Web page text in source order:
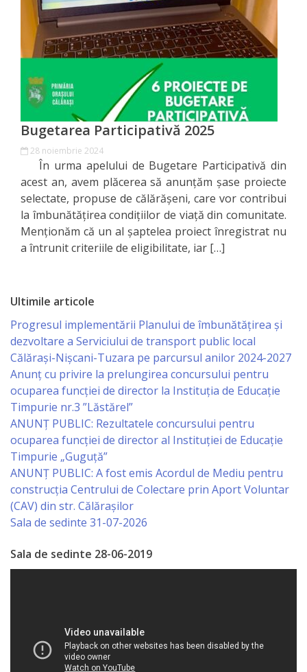
înfrățite
Strategii
Registrul
de
Stat
al
Actelor
Locale
Primăria
Aparatul
Primăriei
Lista
colaboratorilor
Primăriei
Călăraşi
Contabilitate
Serviciul
Arhitectură
şi
Urbanism
de
Atragere
Bugetarea Participativă 2025
28 noiembrie 2024
În urma apelului de Bugetare Participativă din
acest an, avem plăcerea să anunțăm șase proiecte
selectate, propuse de călărășeni, care vor contribui
la îmbunătățirea condițiilor de viață din comunitate.
Menționăm că un al șaptelea proiect înregistrat nu
a întrunit criteriile de eligibilitate, iar […]
Ultimile articole
Progresul implementării Planului de îmbunătățirea și
dezvoltare a Serviciului de transport public local
Călărași-Nișcani-Tuzara pe parcursul anilor 2024-2027
Anunț cu privire la prelungirea concursului pentru
ocuparea funcţiei de director la Instituția de Educație
Timpurie nr.3 ”Lăstărel”
ANUNȚ PUBLIC: Rezultatele concursului pentru
ocuparea funcției de director al Instituției de Educație
Timpurie „Guguță”
ANUNȚ PUBLIC: A fost emis Acordul de Mediu pentru
construcția Centrului de Colectare prin Aport Voluntar
(CAV) din str. Călărașilor
Sala de sedinte 31-07-2026
Sala de sedinte 28-06-2019